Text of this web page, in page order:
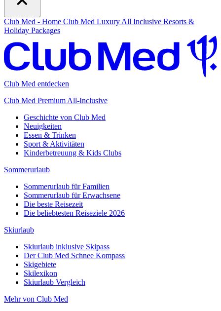
Club Med - Home Club Med Luxury All Inclusive Resorts &
Holiday Packages
Club Med entdecken
Club Med Premium All-Inclusive
Geschichte von Club Med
Neuigkeiten
Essen & Trinken
Sport & Aktivitäten
Kinderbetreuung & Kids Clubs
Sommerurlaub
Sommerurlaub für Familien
Sommerurlaub für Erwachsene
Die beste Reisezeit
Die beliebtesten Reiseziele 2026
Skiurlaub
Skiurlaub inklusive Skipass
Der Club Med Schnee Kompass
Skigebiete
Skilexikon
Skiurlaub Vergleich
Mehr von Club Med